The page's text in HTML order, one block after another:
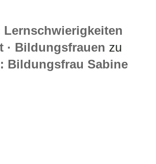
Lernschwierigkeiten
· Bildungsfrauen zu
Bildungsfrau Sabine